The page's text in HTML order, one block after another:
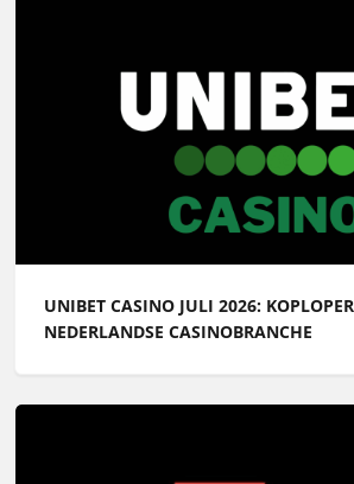
UNIBET CASINO JULI 2026:
NEDERLANDSE CASINOBRANCHE